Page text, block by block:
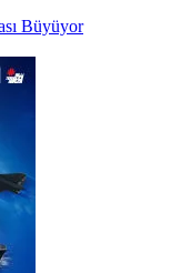
Büyüyor